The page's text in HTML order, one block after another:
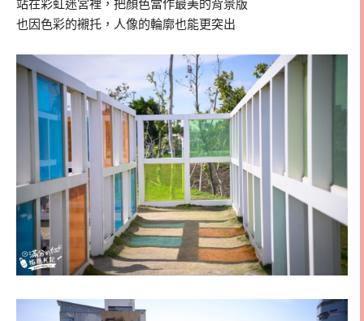
站在彩虹迷宮裡，把顏色當作最美的背景版
也因色彩的襯托，人像的輪廓也能更突出